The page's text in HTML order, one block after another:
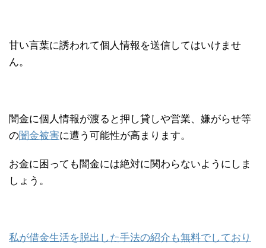
甘い言葉に誘われて個人情報を送信してはいけませ
ん。
闇金に個人情報が渡ると押し貸しや営業、嫌がらせ等
の闇金被害に遭う可能性が高まります。
お金に困っても闇金には絶対に関わらないようにしま
しょう。
私が借金生活を脱出した手法の紹介も無料でしており